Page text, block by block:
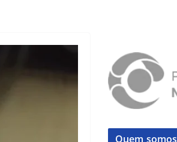
Quem somos